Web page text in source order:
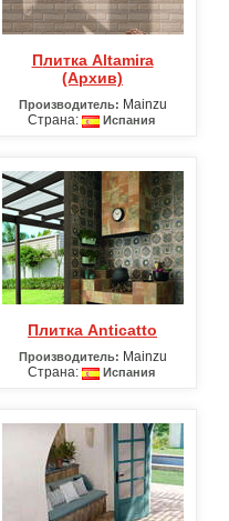
Плитка Altamira
(Архив)
Производитель: Mainzu
Страна:
Испания
Плитка Anticatto
Производитель: Mainzu
Страна:
Испания